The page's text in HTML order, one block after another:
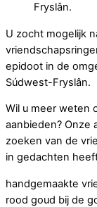
Fryslân.
U zocht mogelijk
epidoot in de
Súdwest-Fryslân.
Wil u meer weten
aanbieden? Onze
zoeken van de
in gedachten
handgemaakte
rood goud bij de